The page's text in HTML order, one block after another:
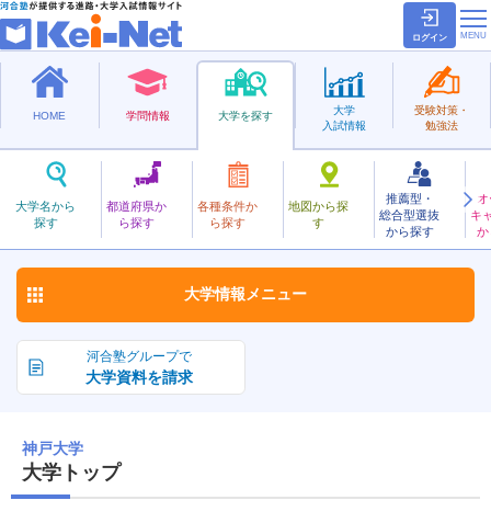
ログイン
HOME 学問情報 大学を探す
大学名から
探す
都道府県か
ら探す
各種条件か
ら探す
地図から探
す
推薦型・
総合型選抜
から探す
キ
か
大学
入試情報
受験対策・
勉強法
国立
こうべ
神戸大学 お気に入り
河合塾グループで
大学資料を請求
大学情報 メニュー
神戸大学
大学トップ